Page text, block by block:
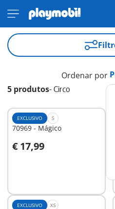
5 produtos- Circo
Ordenar por
EXCLUSIVO S
70969 - Mágico
€ 17,99
Ao carrinho
EXCLUSIVO XS